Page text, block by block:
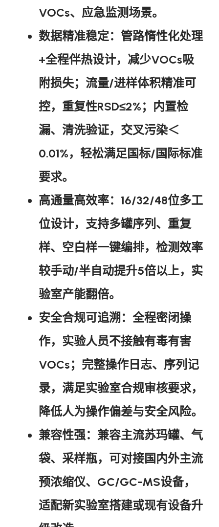
VOCs、应急监测场景。
数据精准稳定：管路惰性化处理
+全程伴热设计，减少VOCs吸
附损失；流量/进样体积精准可
控，重复性RSD≤2%；内置检
漏、清洗验证，交叉污染＜
0.01%，轻松满足国标/国际标准
要求。
高通量高效率：16/32/48位多工
位设计，支持多罐序列、重复
样、空白样一键编排，检测效率
较手动/半自动提升5倍以上，实
验室产能翻倍。
安全合规可追溯 ：全程密闭操
作，实验人员不接触有毒有害
VOCs；完整操作日志、序列记
录，满足实验室合规审核要求，
降低人为操作偏差与安全风险。
兼容性强：兼容主流苏玛罐、气
袋、采样瓶，可对接国内外主流
预浓缩仪、GC/GC-MS设备，
适配新实验室搭建或现有设备升